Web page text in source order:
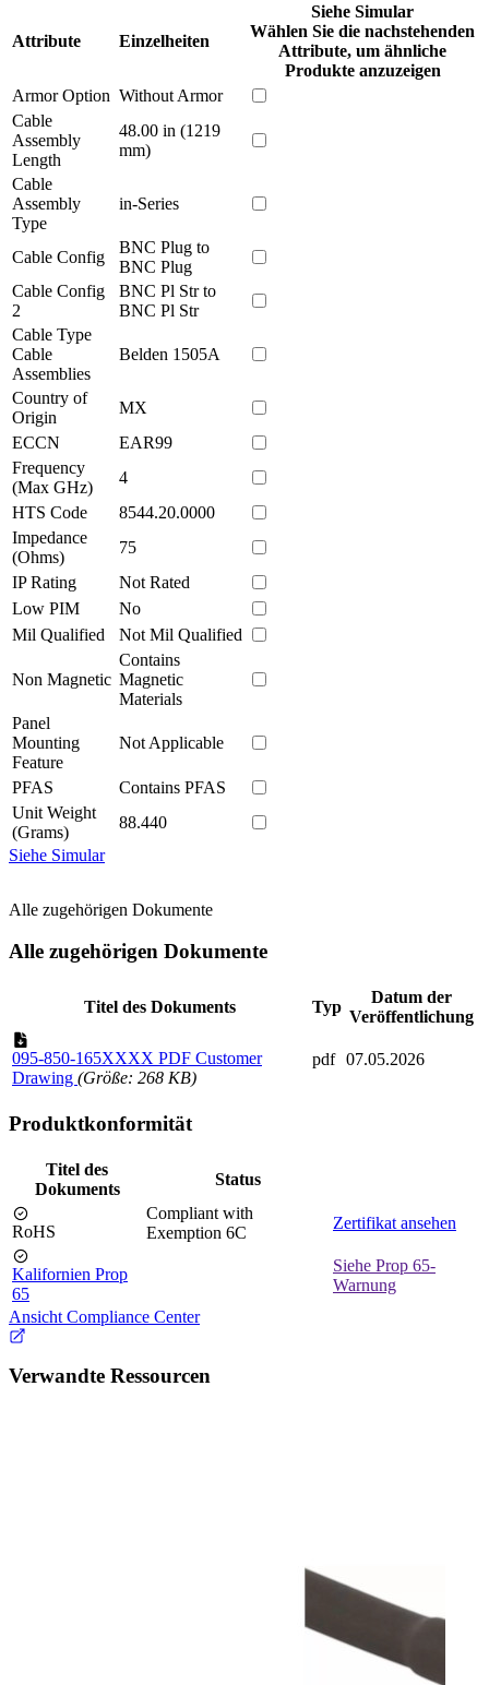
Attribute Einzelheiten
Siehe Simular
Wählen Sie die nachstehenden
Attribute, um ähnliche
Produkte anzuzeigen
Armor Option Without Armor
Cable
Assembly
Length
48.00 in (1219
mm)
Cable
Assembly
Type
in-Series
Cable Config
BNC Plug to
BNC Plug
Cable Config
2
BNC Pl Str to
BNC Pl Str
Cable Type
Cable
Assemblies
Belden 1505A
Country of
Origin
MX
ECCN
EAR99
Frequency
(Max GHz)
4
HTS Code
8544.20.0000
Impedance
(Ohms)
75
IP Rating
Not Rated
Low PIM
No
Mil Qualified
Not Mil Qualified
Non Magnetic
Contains
Magnetic
Materials
Panel
Mounting
Feature
Not Applicable
PFAS
Contains PFAS
Unit Weight
(Grams)
88.440
Siehe Simular
Alle zugehörigen Dokumente
Alle zugehörigen Dokumente
Titel des Dokuments Typ
Datum der
Veröffentlichung
095-850-165XXXX PDF Customer
Drawing (Größe: 268 KB)
pdf 07.05.2026
Produktkonformität
Titel des
Dokuments
Status
RoHS
Compliant with
Exemption 6C
Zertifikat ansehen
Kalifornien Prop
65
Siehe Prop 65-
Warnung
Ansicht Compliance Center
Verwandte Ressourcen